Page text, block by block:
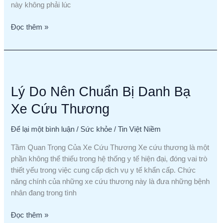
này không phải lúc
Đọc thêm »
Lý Do Nên Chuẩn Bị Danh Bạ
Xe Cứu Thương
Để lại một bình luận / Sức khỏe /Tin Việt Niềm
Tầm Quan Trọng Của Xe Cứu Thương Xe cứu thương là một
phần không thể thiếu trong hệ thống y tế hiện đại, đóng vai trò
thiết yếu trong việc cung cấp dịch vụ y tế khẩn cấp. Chức
năng chính của những xe cứu thương này là đưa những bệnh
nhân đang trong tình
Nên
Chuẩn
Bị
Bạ
Xe
Cứu
Thương
Đọc thêm »